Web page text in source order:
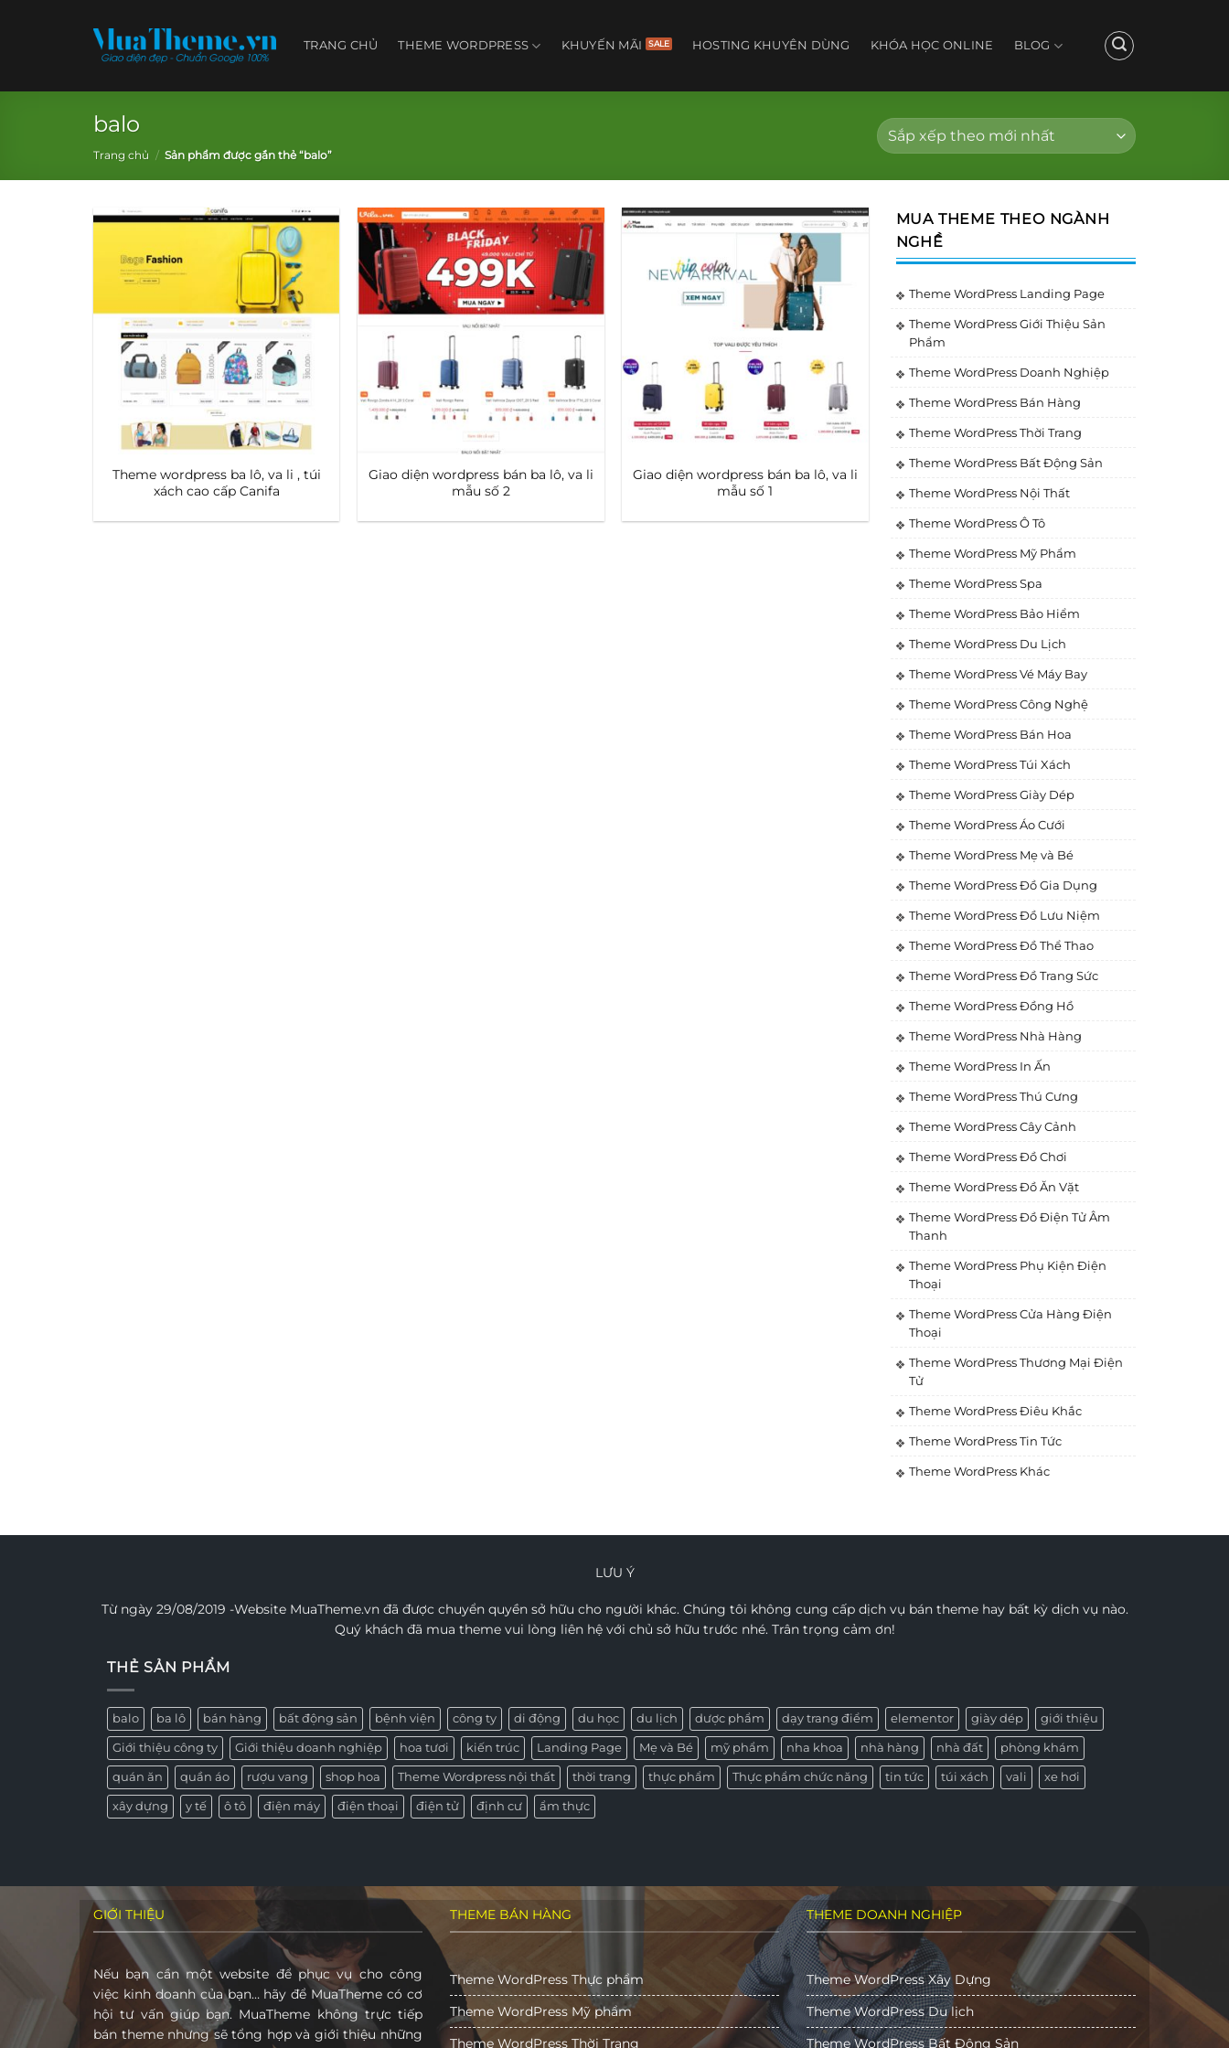
TRANG CHỦ THEME WORDPRESS KHUYẾN MÃI HOSTING KHUYÊN DÙNG KHÓA HỌC ONLINE BLOG
balo
Trang chủ / Sản phẩm được gắn thẻ “balo”
Theme wordpress ba lô, va li , túi
xách cao cấp Canifa
Giao diện wordpress bán ba lô, va li
mẫu số 2
Giao diện wordpress bán ba lô, va li
mẫu số 1
MUA THEME THEO NGÀNH
NGHỀ
Theme WordPress Landing Page
Theme WordPress Giới Thiệu Sản
Phẩm
Theme WordPress Doanh Nghiệp
Theme WordPress Bán Hàng
Theme WordPress Thời Trang
Theme WordPress Bất Động Sản
Theme WordPress Nội Thất
Theme WordPress Ô Tô
Theme WordPress Mỹ Phẩm
Theme WordPress Spa
Theme WordPress Bảo Hiểm
Theme WordPress Du Lịch
Theme WordPress Vé Máy Bay
Theme WordPress Công Nghệ
Theme WordPress Bán Hoa
Theme WordPress Túi Xách
Theme WordPress Giày Dép
Theme WordPress Áo Cưới
Theme WordPress Mẹ và Bé
Theme WordPress Đồ Gia Dụng
Theme WordPress Đồ Lưu Niệm
Theme WordPress Đồ Thể Thao
Theme WordPress Đồ Trang Sức
Theme WordPress Đồng Hồ
Theme WordPress Nhà Hàng
Theme WordPress In Ấn
Theme WordPress Thú Cưng
Theme WordPress Cây Cảnh
Theme WordPress Đồ Chơi
Theme WordPress Đồ Ăn Vặt
Theme WordPress Đồ Điện Tử Âm
Thanh
Theme WordPress Phụ Kiện Điện
Thoại
Theme WordPress Cửa Hàng Điện
Thoại
Theme WordPress Thương Mại Điện
Tử
Theme WordPress Điêu Khắc
Theme WordPress Tin Tức
Theme WordPress Khác
LƯU Ý
Từ ngày 29/08/2019 -Website MuaTheme.vn đã được chuyển quyền sở hữu cho người khác. Chúng tôi không cung cấp dịch vụ bán theme hay bất kỳ dịch vụ nào.
Quý khách đã mua theme vui lòng liên hệ với chủ sở hữu trước nhé. Trân trọng cảm ơn!
THẺ SẢN PHẨM
balo ba lô bán hàng bất động sản bệnh viện công ty di động du học du lịch dược phẩm dạy trang điểm elementor giày dép giới thiệu
Giới thiệu công ty Giới thiệu doanh nghiệp hoa tươi kiến trúc Landing Page Mẹ và Bé mỹ phẩm nha khoa nhà hàng nhà đất phòng khám
quán ăn quần áo rượu vang shop hoa Theme Wordpress nội thất thời trang thực phẩm Thực phẩm chức năng tin tức túi xách vali xe hơi
xây dựng y tế ô tô điện máy điện thoại điện tử định cư ẩm thực
GIỚI THIỆU
Nếu bạn cần một website để phục vụ cho công
việc kinh doanh của bạn… hãy để MuaTheme có cơ
hội tư vấn giúp bạn. MuaTheme không trực tiếp
bán theme nhưng sẽ tổng hợp và giới thiệu những
THEME BÁN HÀNG
Theme WordPress Thực phẩm
Theme WordPress Mỹ phẩm
Theme WordPress Thời Trang
THEME DOANH NGHIỆP
Theme WordPress Xây Dựng
Theme WordPress Du lịch
Theme WordPress Bất Động Sản